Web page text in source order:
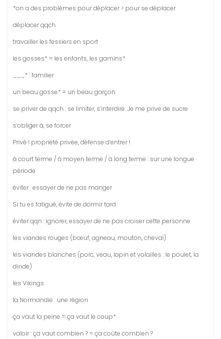
*on a des problèmes pour déplacer > pour se déplacer
déplacer qqch
travailler les fessiers en sport
les gosses* = les enfants, les gamins*
___* : familier
un beau gosse* = un beau garçon
se priver de qqch : se limiter, s’interdire. Je me prive de sucre
s’obliger à, se forcer
Privé ! propriété privée, défense d’entrer !
à court terme / à moyen terme / à long terme : sur une longue
période
éviter : essayer de ne pas manger
Si tu es fatigué, évite de dormir tard.
éviter qqn : ignorer, essayer de ne pas croiser cette personne
les viandes rouges (bœuf, agneau, mouton, cheval)
les viandes blanches (porc, veau, lapin et volailles : le poulet, la
dinde)
les Vikings
la Normandie : une région
ça vaut la peine = ça vaut le coup*
valoir : ça vaut combien ? = ça coûte combien ?